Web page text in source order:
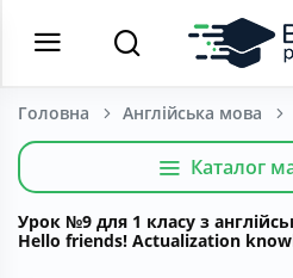
Головна Англійська мова
Каталог
Урок №9 для 1 класу з
Hello friends! Actualization